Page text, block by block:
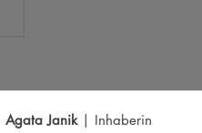
Agata Janik| Inhaberin